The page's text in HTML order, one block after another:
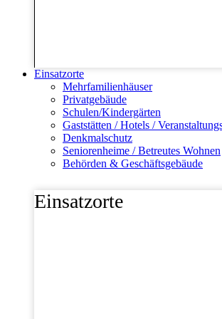
Einsatzorte
Mehrfamilienhäuser
Privatgebäude
Schulen/Kindergärten
Gaststätten / Hotels /
Denkmalschutz
Seniorenheime / Betreutes Wohnen
Behörden & Geschäftsgebäude
Einsatzorte